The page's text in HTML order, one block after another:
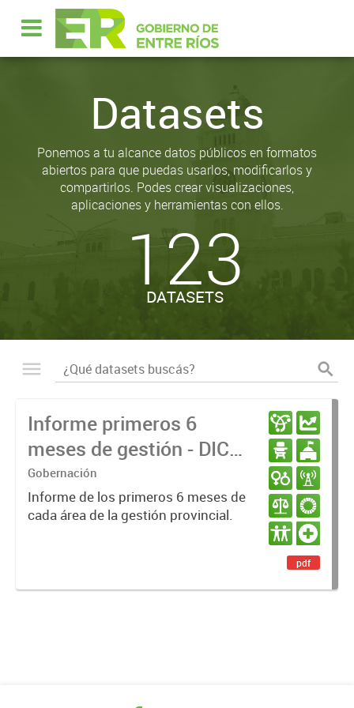
Datasets
Ponemos a tu alcance datos públicos en formatos
abiertos para que puedas usarlos, modificarlos y
compartirlos. Podes crear visualizaciones,
aplicaciones y herramientas con ellos.
123
DATASETS
Informe primeros 6
meses de gestión - DIC
23 / JUN 24
Gobernación
Informe de los primeros 6 meses de
cada área de la gestión provincial.
pdf